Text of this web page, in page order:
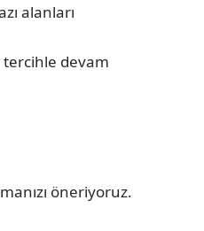
alanları
devam
öneriyoruz.